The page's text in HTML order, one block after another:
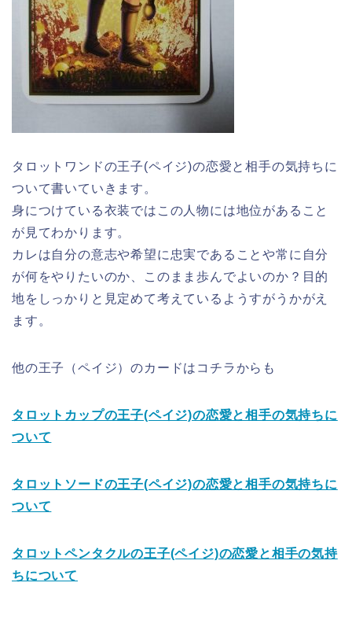
タロットワンドの王子(ペイジ)の恋愛と相手の気持ちに
ついて書いていきます。
身につけている衣装ではこの人物には地位があること
が見てわかります。
カレは自分の意志や希望に忠実であることや常に自分
が何をやりたいのか、このまま歩んでよいのか？目的
地をしっかりと見定めて考えているようすがうかがえ
ます。
他の王子（ペイジ）のカードはコチラからも
タロットカップの王子(ペイジ)の恋愛と相手の気持ちに
ついて
タロットソードの王子(ペイジ)の恋愛と相手の気持ちに
ついて
タロットペンタクルの王子(ペイジ)の恋愛と相手の気持
ちについて